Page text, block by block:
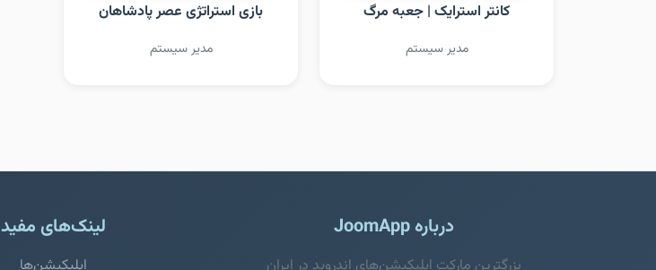
کانتر استرایک | جعبه مرگ
مدیر سیستم
بازی استراتژی عصر پادشاهان
مدیر سیستم
درباره JoomApp لینک‌های مفید